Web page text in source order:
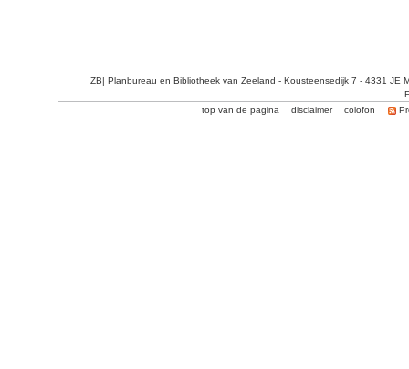
ZB| Planbureau en Bibliotheek van Zeeland - Kousteensedijk 7 - 4331 JE
top van de pagina
disclaimer colofon